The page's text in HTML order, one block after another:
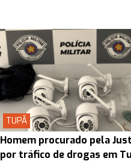
TUPÃ
Homem procurado pela
por tráfico de drogas em